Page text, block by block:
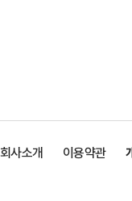
회사소개 이용약관